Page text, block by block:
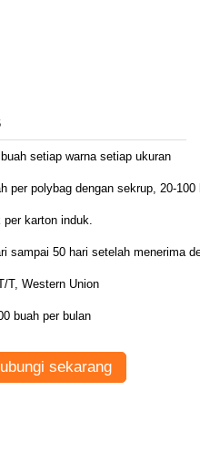
setiap warna setiap ukuran
per polybag dengan sekrup, 20-
per karton induk.
sampai 50 hari setelah menerima
T, Western Union
buah per bulan
sekarang